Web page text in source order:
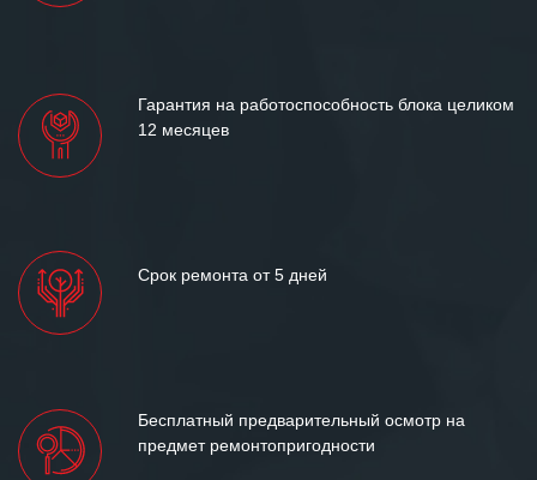
Гарантия на работоспособность блока целиком
12 месяцев
Срок ремонта от 5 дней
Бесплатный предварительный осмотр на
предмет ремонтопригодности